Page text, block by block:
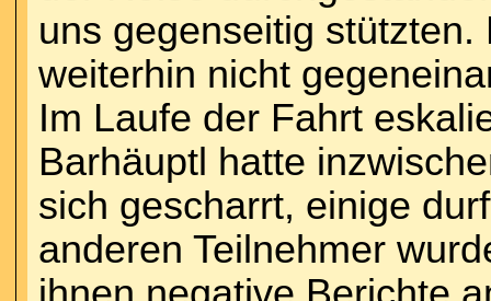
uns gegenseitig
weiterhin nicht
Im Laufe der Fahrt
Barhäuptl hatte
sich gescharrt, einige
anderen Teilnehmer